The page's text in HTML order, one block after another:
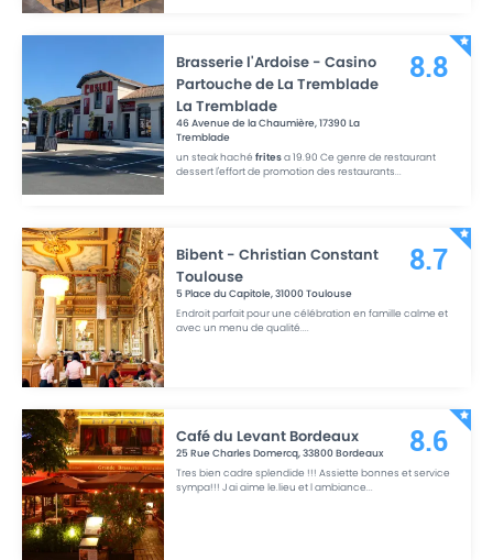
Brasserie l'Ardoise - Casino
Partouche de La Tremblade
La Tremblade
46 Avenue de la Chaumière,17390La
Tremblade
un steak hachéfritesa 19.90 Ce genre de restaurant
dessert l'effort de promotion des restaurants...
8.8
Bibent - Christian Constant
Toulouse
5 Place du Capitole,31000Toulouse
Endroit parfait pour une célébration en famille calme et
avec un menu de qualité....
8.7
Café du Levant Bordeaux
25 Rue Charles Domercq,33800Bordeaux
Tres bien cadre splendide !!! Assiette bonnes et service
sympa!!! J ai aime le.lieu et l ambiance...
8.6